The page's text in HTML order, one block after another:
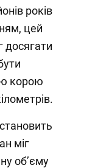
років
цей
досягати
корою
міг
об’єму